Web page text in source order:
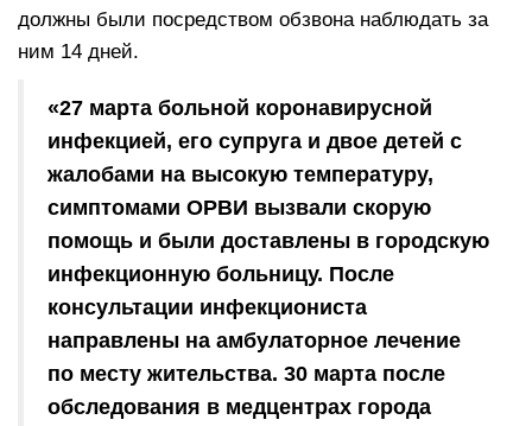
должны были посредством обзвона наблюдать за
ним 14 дней.
«27 марта больной коронавирусной
инфекцией, его супруга и двое детей с
жалобами на высокую температуру,
симптомами ОРВИ вызвали скорую
помощь и были доставлены в городскую
инфекционную больницу. После
консультации инфекциониста
направлены на амбулаторное лечение
по месту жительства. 30 марта после
обследования в медцентрах города